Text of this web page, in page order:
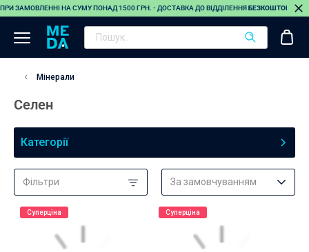
ПРИ ЗАМОВЛЕННІ НА СУМУ ПОНАД 1500 ГРН. - ДОСТАВКА ДО ВІДДІЛЕННЯБЕЗКОШТОВНА
Мінерали
Селен
Категорії
Фільтри За замовчуванням
Суперціна Суперціна